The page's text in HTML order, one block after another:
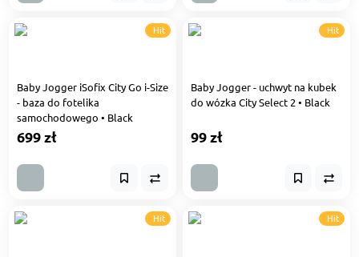
Hit
Baby Jogger iSofix City Go i-Size
- baza do fotelika
samochodowego • Black
699 zł
Hit
Baby Jogger - uchwyt na kubek
do wózka City Select 2 • Black
99 zł
Hit Hit